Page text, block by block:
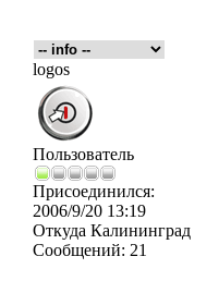
logos
Пользователь
Присоединился:
2006/9/20 13:19
Откуда Калининград
Сообщений: 21